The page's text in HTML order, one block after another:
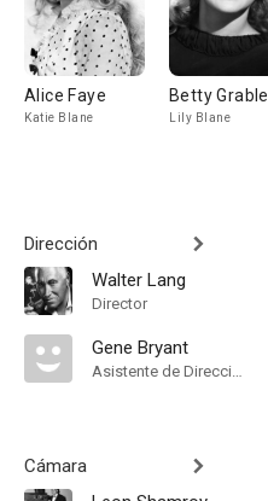
Alice Faye
Katie Blane
Betty Grable
Lily Blane
Dirección
Walter Lang
Director
Gene Bryant
Asistente de Dirección
Cámara